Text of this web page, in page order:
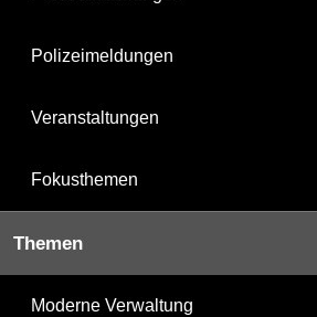
Polizeimeldungen
Veranstaltungen
Fokusthemen
Themen
Moderne Verwaltung